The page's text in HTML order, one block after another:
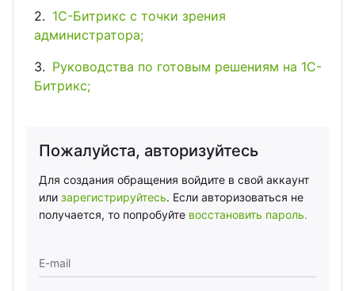
1С-Битрикс с точки зрения
администратора;
Руководства по готовым решениям на 1С-
Битрикс;
Пожалуйста, авторизуйтесь
Для создания обращения войдите в свой аккаунт
или зарегистрируйтесь. Если авторизоваться не
получается, то попробуйте восстановить пароль.
E-mail